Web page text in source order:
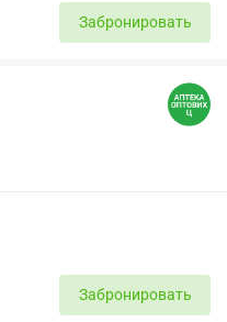
Забронировать
Забронировать